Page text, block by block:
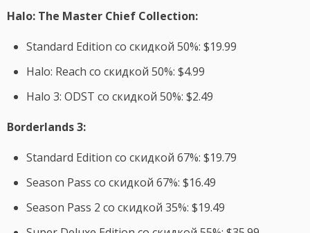
Halo: The Master Chief Collection:
Standard Edition со скидкой 50%: $19.99
Halo: Reach со скидкой 50%: $4.99
Halo 3: ODST со скидкой 50%: $2.49
Borderlands 3:
Standard Edition со скидкой 67%: $19.79
Season Pass со скидкой 67%: $16.49
Season Pass 2 со скидкой 35%: $19.49